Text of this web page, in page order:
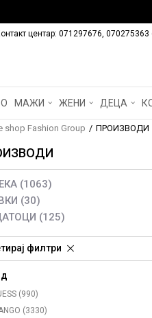
центар: 071297676,
МАЖИ ЖЕНИ ДЕЦА
shop Fashion Group ПРОИЗВОДИ
(1063)
(30)
(125)
филтри
(990)
(3330)